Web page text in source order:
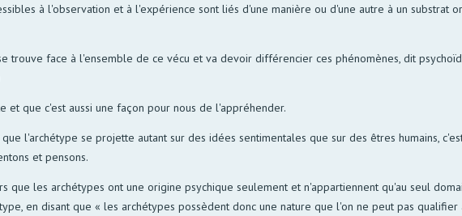
à l'observation et à l'expérience sont liés d'une manière ou d'une autre à un substrat
trouve face à l'ensemble de ce vécu et va devoir différencier ces phénomènes, dit
et que c'est aussi une façon pour nous de l'appréhender.
l'archétype se projette autant sur des idées sentimentales que sur des êtres humains,
et pensons.
que les archétypes ont une origine psychique seulement et n'appartiennent qu'au seul
en disant que « les archétypes possèdent donc une nature que l'on ne peut pas qualifier